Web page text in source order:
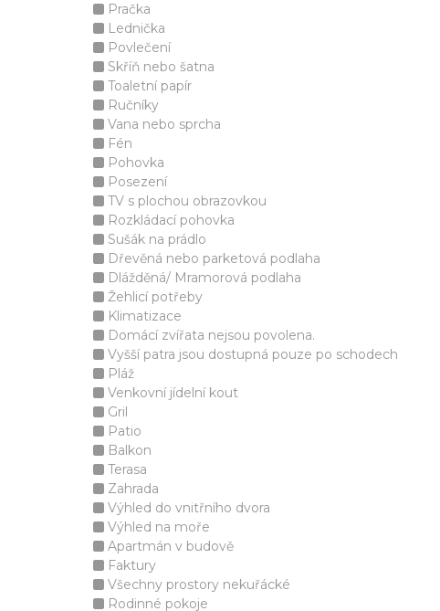
Pračka
Lednička
Povlečení
Skříň nebo šatna
Toaletní papír
Ručníky
Vana nebo sprcha
Fén
Pohovka
Posezení
TV s plochou obrazovkou
Rozkládací pohovka
Sušák na prádlo
Dřevěná nebo parketová podlaha
Dlážděná/ Mramorová podlaha
Žehlicí potřeby
Klimatizace
Domácí zvířata nejsou povolena.
Vyšší patra jsou dostupná pouze po schodech
Pláž
Venkovní jídelní kout
Gril
Patio
Balkon
Terasa
Zahrada
Výhled do vnitřního dvora
Výhled na moře
Apartmán v budově
Faktury
Všechny prostory nekuřácké
Rodinné pokoje